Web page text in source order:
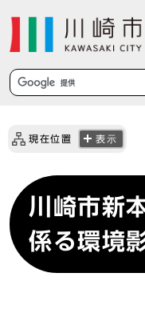
現在位置 表示
川崎市新
係る環境